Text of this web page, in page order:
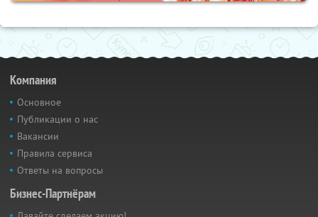
Компания
Основное
Публикации о нас
Вакансии
Правила сервиса
Ответы на вопросы
Бизнес-Партнёрам